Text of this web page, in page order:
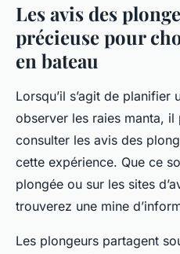
Les avis des
précieuse pour
en bateau
Lorsqu’il s’agit de
observer les raies manta, il
consulter les avis des
cette expérience. Que ce
plongée ou sur les sites
trouverez une mine
Les plongeurs partagent